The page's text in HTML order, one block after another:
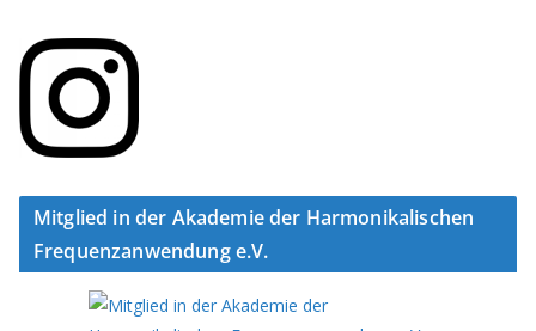
Mitglied in der Akademie der Harmonikalischen
Frequenzanwendung e.V.